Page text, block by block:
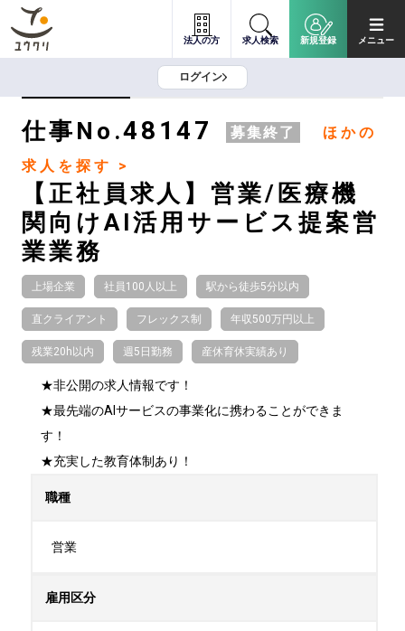
法人の方 求人検索 新規登録 メニュー
ログイン
仕事No.48147 募集終了
ほかの
求人を探す >
【正社員求人】営業/医療機
関向けAI活用サービス提案営
業業務
上場企業 社員100人以上 駅から徒歩5分以内
直クライアント フレックス制 年収500万円以上
残業20h以内 週5日勤務 産休育休実績あり
★非公開の求人情報です！
★最先端のAIサービスの事業化に携わることができま
す！
★充実した教育体制あり！
職種
営業
雇用区分